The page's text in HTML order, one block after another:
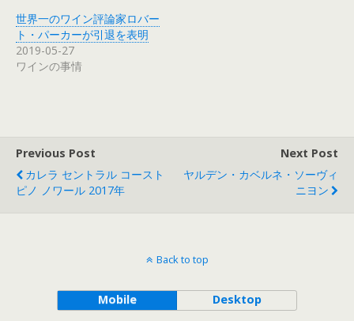
世界一のワイン評論家ロバー
ト・パーカーが引退を表明
2019-05-27
ワインの事情
Previous Post
カレラ セントラル コースト
ピノ ノワール 2017年
Next Post
ヤルデン・カベルネ・ソーヴィ
ニヨン
Back to top
Mobile Desktop